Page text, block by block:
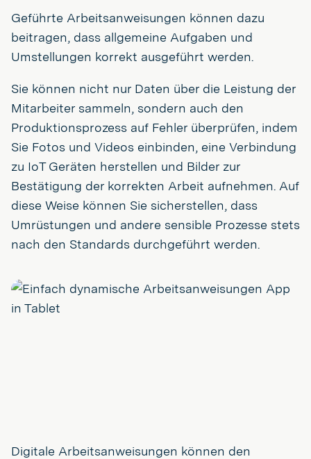
Geführte Arbeitsanweisungen können dazu
beitragen, dass allgemeine Aufgaben und
Umstellungen korrekt ausgeführt werden.
Sie können nicht nur Daten über die Leistung der
Mitarbeiter sammeln, sondern auch den
Produktionsprozess auf Fehler überprüfen, indem
Sie Fotos und Videos einbinden, eine Verbindung
zu IoT Geräten herstellen und Bilder zur
Bestätigung der korrekten Arbeit aufnehmen. Auf
diese Weise können Sie sicherstellen, dass
Umrüstungen und andere sensible Prozesse stets
nach den Standards durchgeführt werden.
Digitale Arbeitsanweisungen können den